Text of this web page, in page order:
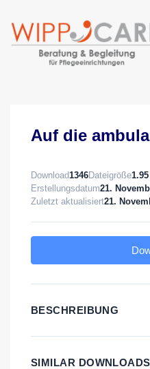
Zum
Inhalt
Auf die
Download 1346Dateigröße
Erstellungsdatum21.
Zuletzt aktualisiert21.
BESCHREIBUNG
SIMILAR DOWNLOADS